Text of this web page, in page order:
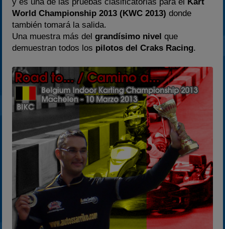
Estadísticas
Preguntas Frecuentes
World Championship 2013 (KWC 2013) donde
también tomará la salida.
Una muestra más delgrandísimo nivelque
demuestran todos los pilotos del Craks Racing.